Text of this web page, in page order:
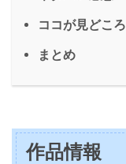
ココが見どころ
まとめ
作品情報